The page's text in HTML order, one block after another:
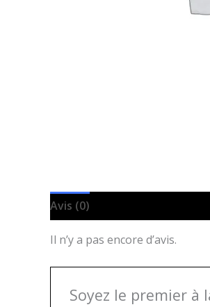
Avis (0)
Il n’y a pas encore d’avis.
Soyez le premier à